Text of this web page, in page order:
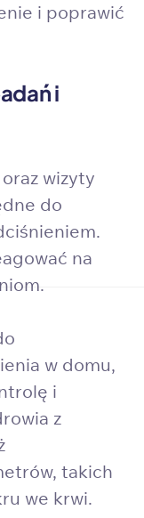
i poprawić
i
wizyty
do
na
w domu,
i
z
takich
we krwi.